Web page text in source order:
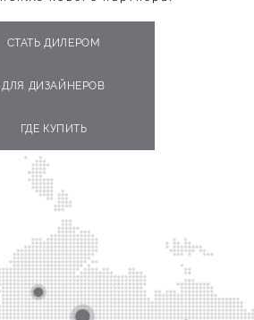
СТАТЬ ДИЛЕРОМ
ДЛЯ ДИЗАЙНЕРОВ
ГДЕ КУПИТЬ